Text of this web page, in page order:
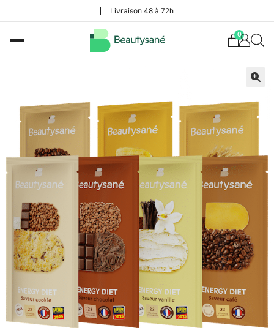
Livraison 48 à 72h
0